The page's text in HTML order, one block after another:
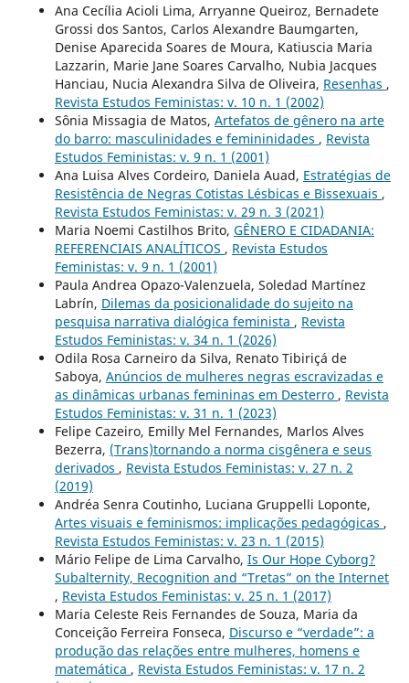
Ana Cecília Acioli Lima, Arryanne Queiroz, Bernadete
Grossi dos Santos, Carlos Alexandre Baumgarten,
Denise Aparecida Soares de Moura, Katiuscia Maria
Lazzarin, Marie Jane Soares Carvalho, Nubia Jacques
Hanciau, Nucia Alexandra Silva de Oliveira, Resenhas ,
Revista Estudos Feministas: v. 10 n. 1 (2002)
Sônia Missagia de Matos, Artefatos de gênero na arte
do barro: masculinidades e femininidades , Revista
Estudos Feministas: v. 9 n. 1 (2001)
Ana Luisa Alves Cordeiro, Daniela Auad, Estratégias de
Resistência de Negras Cotistas Lésbicas e Bissexuais ,
Revista Estudos Feministas: v. 29 n. 3 (2021)
Maria Noemi Castilhos Brito, GÊNERO E CIDADANIA:
REFERENCIAIS ANALÍTICOS , Revista Estudos
Feministas: v. 9 n. 1 (2001)
Paula Andrea Opazo-Valenzuela, Soledad Martínez
Labrín, Dilemas da posicionalidade do sujeito na
pesquisa narrativa dialógica feminista , Revista
Estudos Feministas: v. 34 n. 1 (2026)
Odila Rosa Carneiro da Silva, Renato Tibiriçá de
Saboya, Anúncios de mulheres negras escravizadas e
as dinâmicas urbanas femininas em Desterro , Revista
Estudos Feministas: v. 31 n. 1 (2023)
Felipe Cazeiro, Emilly Mel Fernandes, Marlos Alves
Bezerra, (Trans)tornando a norma cisgênera e seus
derivados , Revista Estudos Feministas: v. 27 n. 2
(2019)
Andréa Senra Coutinho, Luciana Gruppelli Loponte,
Artes visuais e feminismos: implicações pedagógicas ,
Revista Estudos Feministas: v. 23 n. 1 (2015)
Mário Felipe de Lima Carvalho, Is Our Hope Cyborg?
Subalternity, Recognition and “Tretas” on the Internet
, Revista Estudos Feministas: v. 25 n. 1 (2017)
Maria Celeste Reis Fernandes de Souza, Maria da
Conceição Ferreira Fonseca, Discurso e “verdade”: a
produção das relações entre mulheres, homens e
matemática , Revista Estudos Feministas: v. 17 n. 2